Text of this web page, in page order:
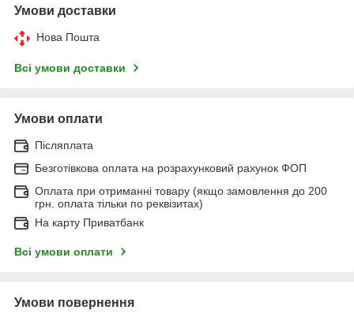
Умови доставки
Нова Пошта
Всі умови доставки
Умови оплати
Післяплата
Безготівкова оплата на розрахунковий рахунок ФОП
Оплата при отриманні товару (якщо замовлення до 200
грн. оплата тільки по реквізитах)
На карту Приватбанк
Всі умови оплати
Умови повернення